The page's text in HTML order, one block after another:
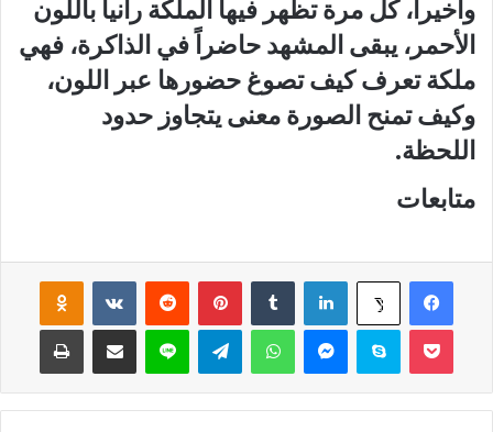
وأخيراً، كل مرة تظهر فيها الملكة رانيا باللون
الأحمر، يبقى المشهد حاضراً في الذاكرة، فهي
ملكة تعرف كيف تصوغ حضورها عبر اللون،
وكيف تمنح الصورة معنى يتجاوز حدود
اللحظة.
متابعات
فيسبوك ‫X لينكدإن بينتيريست
سكايب واتساب لاين